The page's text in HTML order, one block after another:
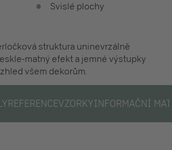
Svislé plochy
struktura uninevrzálně
matný efekt a jemné výstupky
všem dekorům.
REFERENCEVZORKYINFORMAČNÍ